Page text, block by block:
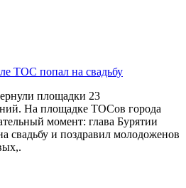
ТОС попал на свадьбу
площадки 23
На площадке ТОСов города
момент: глава Бурятии
свадьбу и поздравил молодоженов